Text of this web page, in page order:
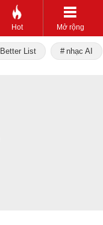
Hot Mở rộng
Better List nhạc AI